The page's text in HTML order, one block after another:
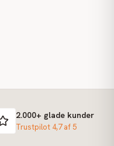
2.000+ glade kunder
Trustpilot 4,7 af 5